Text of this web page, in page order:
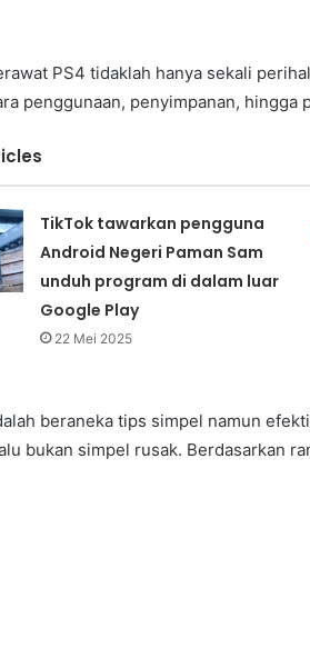
PS4 tidaklah hanya sekali
penggunaan, penyimpanan,
TikTok tawarkan pengguna
Android Negeri Paman Sam
unduh program di dalam luar
Google Play
22 Mei 2025
beraneka tips simpel namun
bukan simpel rusak. Berdasarkan